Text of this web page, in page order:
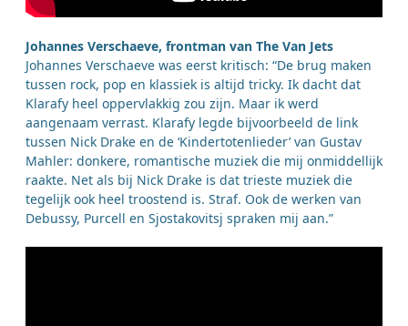
Johannes Verschaeve, frontman van The Van Jets
Johannes Verschaeve was eerst kritisch: “De brug maken
tussen rock, pop en klassiek is altijd tricky. Ik dacht dat
Klarafy heel oppervlakkig zou zijn. Maar ik werd
aangenaam verrast. Klarafy legde bijvoorbeeld de link
tussen Nick Drake en de ‘Kindertotenlieder’ van Gustav
Mahler: donkere, romantische muziek die mij onmiddellijk
raakte. Net als bij Nick Drake is dat trieste muziek die
tegelijk ook heel troostend is. Straf. Ook de werken van
Debussy, Purcell en Sjostakovitsj spraken mij aan.”